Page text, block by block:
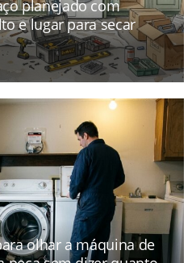
planejado com
e lugar para secar
olhar a máquina de